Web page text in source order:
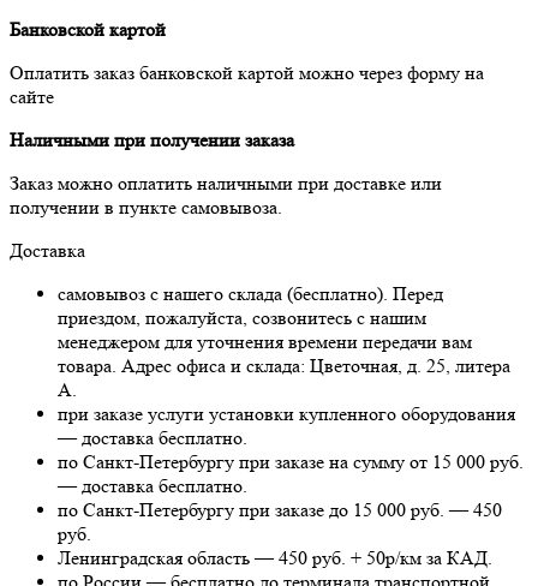
Банковской картой
Оплатить заказ банковской картой можно через форму на
сайте
Наличными при получении заказа
Заказ можно оплатить наличными при доставке или
получении в пункте самовывоза.
Доставка
самовывоз с нашего склада (бесплатно). Перед
приездом, пожалуйста, созвонитесь с нашим
менеджером для уточнения времени передачи вам
товара. Адрес офиса и склада: Цветочная, д. 25, литера
А.
при заказе услуги установки купленного оборудования
— доставка бесплатно.
по Санкт-Петербургу при заказе на сумму от 15 000 руб.
— доставка бесплатно.
по Санкт-Петербургу при заказе до 15 000 руб. — 450
руб.
Ленинградская область — 450 руб. + 50р/км за КАД.